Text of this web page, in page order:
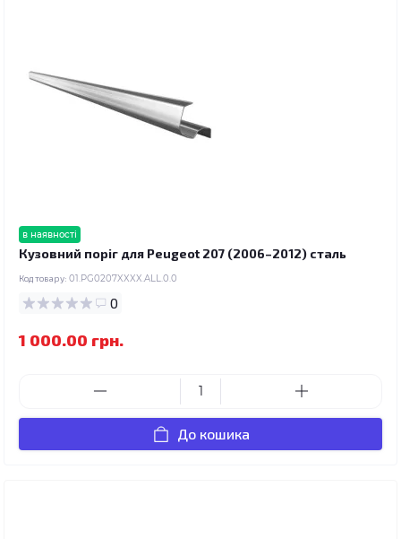
в наявності
Кузовний поріг для Peugeot 207 (2006–2012) сталь
Код товару: 01.PG0207XXXX.ALL.0.0
0
1 000.00 грн.
До кошика